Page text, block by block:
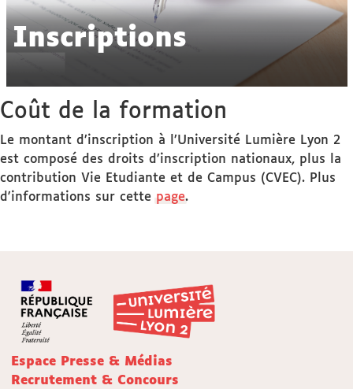
Inscriptions
Coût de la formation
Le montant d’inscription à l’Université Lumière Lyon 2
est composé des droits d’inscription nationaux, plus la
contribution Vie Etudiante et de Campus (CVEC). Plus
d'informations sur cette page.
Espace Presse & Médias
Recrutement & Concours